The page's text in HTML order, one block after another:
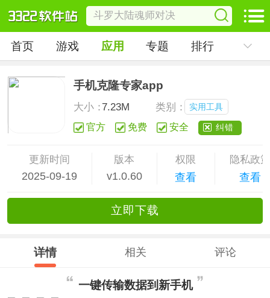
首页 游戏 应用 专题 排行
手机克隆专家app
大小：7.23M 类别： 实用工具
官方 免费 安全 纠错
更新时间
2025-09-19
版本
v1.0.60
权限
查看
隐私政
查看
立即下载
详情 相关 评论
一键传输数据到新手机